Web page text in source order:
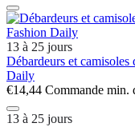
13 à 25 jours
Débardeurs et
Daily
€14,44 Commande min.
13 à 25 jours